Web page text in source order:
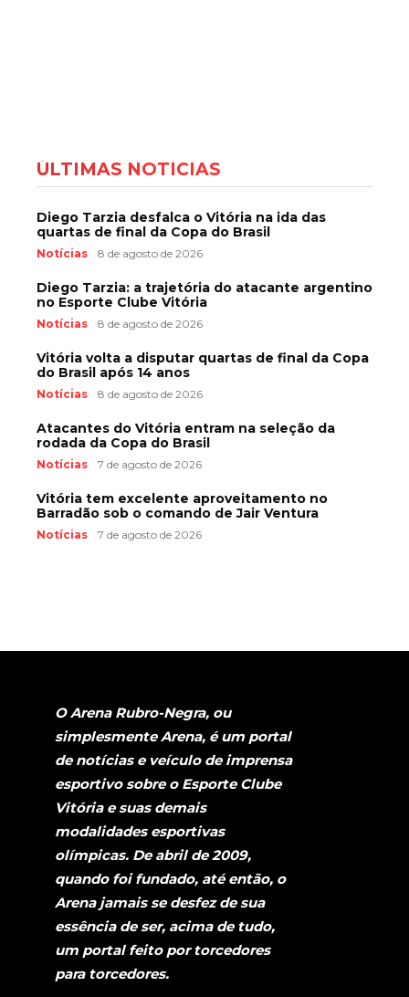
ÚLTIMAS NOTÍCIAS
Diego Tarzia desfalca o Vitória na ida das
quartas de final da Copa do Brasil
Notícias 8 de agosto de 2026
Diego Tarzia: a trajetória do atacante argentino
no Esporte Clube Vitória
Notícias 8 de agosto de 2026
Vitória volta a disputar quartas de final da Copa
do Brasil após 14 anos
Notícias 8 de agosto de 2026
Atacantes do Vitória entram na seleção da
rodada da Copa do Brasil
Notícias 7 de agosto de 2026
Vitória tem excelente aproveitamento no
Barradão sob o comando de Jair Ventura
Notícias 7 de agosto de 2026
O Arena Rubro-Negra, ou
simplesmente Arena, é um portal
de notícias e veículo de imprensa
esportivo sobre o Esporte Clube
Vitória e suas demais
modalidades esportivas
olímpicas. De abril de 2009,
quando foi fundado, até então, o
Arena jamais se desfez de sua
essência de ser, acima de tudo,
um portal feito por torcedores
para torcedores.